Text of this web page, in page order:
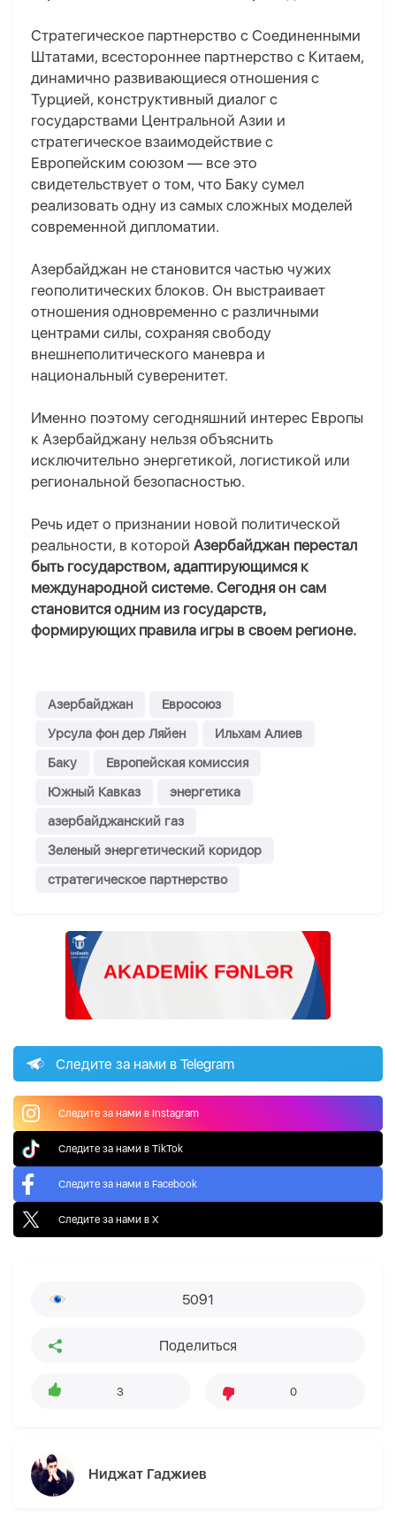
Стратегическое партнерство с Соединенными
Штатами, всестороннее партнерство с Китаем,
динамично развивающиеся отношения с
Турцией, конструктивный диалог с
государствами Центральной Азии и
стратегическое взаимодействие с
Европейским союзом — все это
свидетельствует о том, что Баку сумел
реализовать одну из самых сложных моделей
современной дипломатии.
Азербайджан не становится частью чужих
геополитических блоков. Он выстраивает
отношения одновременно с различными
центрами силы, сохраняя свободу
внешнеполитического маневра и
национальный суверенитет.
Именно поэтому сегодняшний интерес Европы
к Азербайджану нельзя объяснить
исключительно энергетикой, логистикой или
региональной безопасностью.
Речь идет о признании новой политической
реальности, в которой Азербайджан перестал
быть государством, адаптирующимся к
международной системе. Сегодня он сам
становится одним из государств,
формирующих правила игры в своем регионе.
Азербайджан
Евросоюз
Урсула фон дер Ляйен
Ильхам Алиев
Баку
Европейская комиссия
Южный Кавказ
энергетика
азербайджанский газ
Зеленый энергетический коридор
стратегическое партнерство
Следите за нами в Telegram
Следите за нами в Instagram
Следите за нами в TikTok
Следите за нами в Facebook
Следите за нами в X
5091
Поделиться
3 0
Ниджат Гаджиев